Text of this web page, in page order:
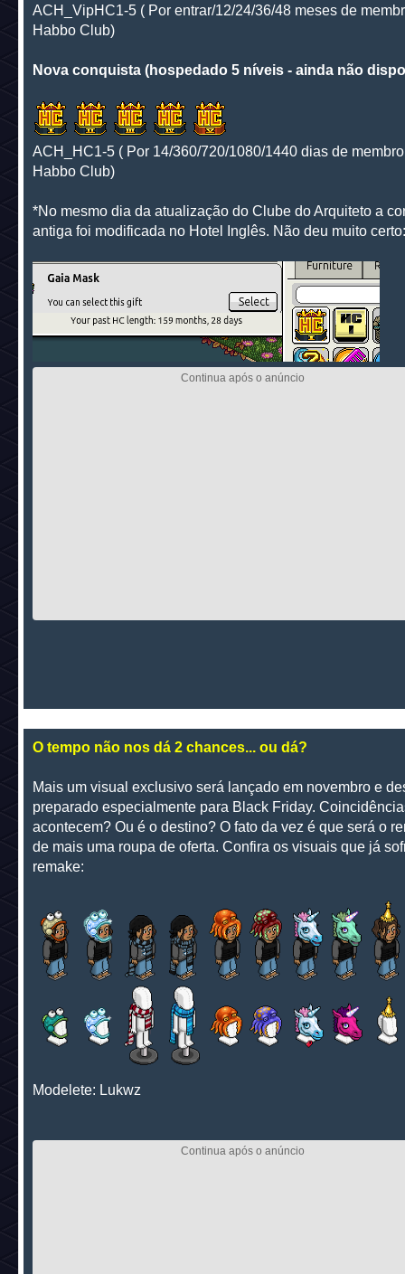
ACH_VipHC1-5 ( Por entrar/12/24/36/48 meses de
Habbo Club)
Nova conquista (hospedado 5 níveis - ainda não
ACH_HC1-5 ( Por 14/360/720/1080/1440 dias de
Habbo Club)
*No mesmo dia da atualização do Clube do Arquiteto a
antiga foi modificada no Hotel Inglês. Não deu muito certo:
O tempo não nos dá 2 chances... ou dá?
Mais um visual exclusivo será lançado em novembro e
preparado especialmente para Black Friday.
acontecem? Ou é o destino? O fato da vez é que será o
de mais uma roupa de oferta. Confira os visuais que já
remake:
Modelete: Lukwz